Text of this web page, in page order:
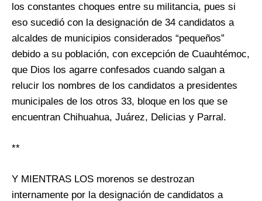
los constantes choques entre su militancia, pues si
eso sucedió con la designación de 34 candidatos a
alcaldes de municipios considerados “pequeños”
debido a su población, con excepción de Cuauhtémoc,
que Dios los agarre confesados cuando salgan a
relucir los nombres de los candidatos a presidentes
municipales de los otros 33, bloque en los que se
encuentran Chihuahua, Juárez, Delicias y Parral.
**
Y MIENTRAS LOS morenos se destrozan
internamente por la designación de candidatos a